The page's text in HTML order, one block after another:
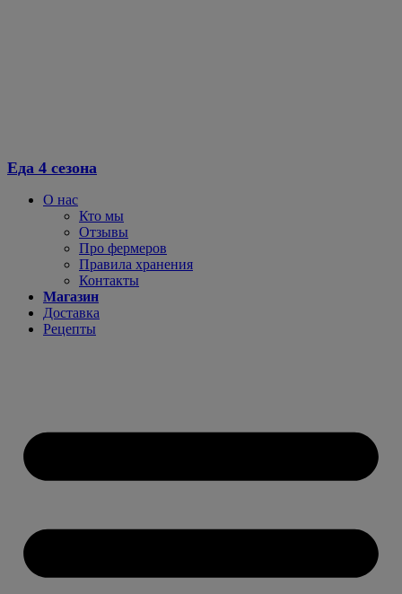
Еда 4 сезона
О нас
Кто мы
Отзывы
Про фермеров
Правила хранения
Контакты
Магазин
Доставка
Рецепты